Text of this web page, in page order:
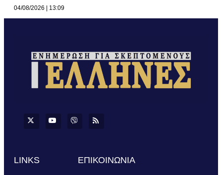
04/08/2026 13:09
LINKS ΕΠΙΚΟΙΝΩΝΙΑ